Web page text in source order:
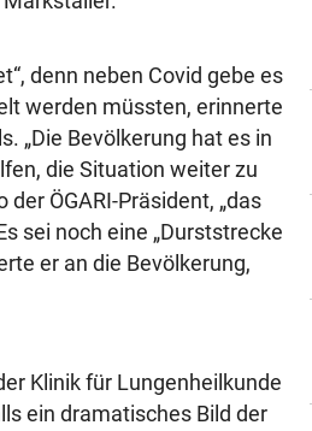
denn neben Covid gebe es
werden müssten, erinnerte
„Die Bevölkerung hat es in
die Situation weiter zu
ÖGARI-Präsident, „das
sei noch eine „Durststrecke
er an die Bevölkerung,
Klinik für Lungenheilkunde
ein dramatisches Bild der